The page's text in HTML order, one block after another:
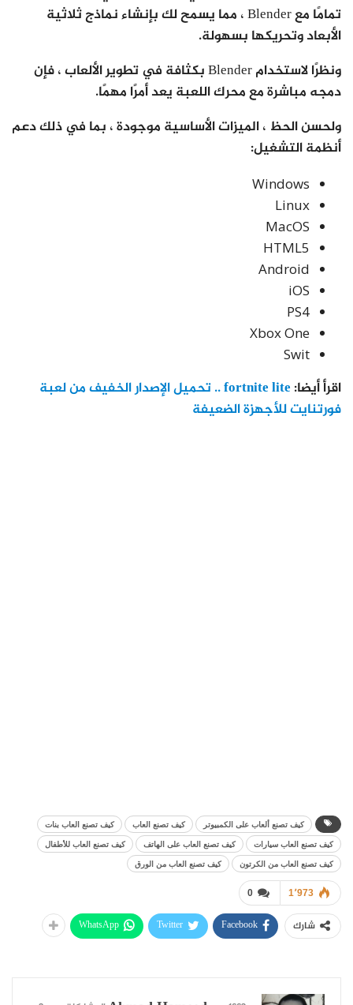
تمامًا مع Blender ، مما يسمح لك بإنشاء نماذج ثلاثية
الأبعاد وتحريكها بسهولة.
ونظرًا لاستخدام Blender بكثافة في تطوير الألعاب ، فإن
دمجه مباشرة مع محرك اللعبة يعد أمرًا مهمًا.
ولحسن الحظ ، الميزات الأساسية موجودة ، بما في ذلك دعم
أنظمة التشغيل:
Windows
Linux
MacOS
HTML5
Android
iOS
PS4
Xbox One
Swit
اقرأ أيضا:
fortnite lite .. تحميل الإصدار الخفيف من لعبة
فورتنايت للأجهزة الضعيفة
كيف تصنع ألعاب على الكمبيوتر كيف تصنع العاب
كيف تصنع العاب بنات
كيف تصنع العاب سيارات
كيف تصنع العاب على الهاتف
كيف تصنع العاب للأطفال
كيف تصنع العاب من الكرتون
كيف تصنع العاب من الورق
0 1٬973
شارك Facebook
Twitter
WhatsApp